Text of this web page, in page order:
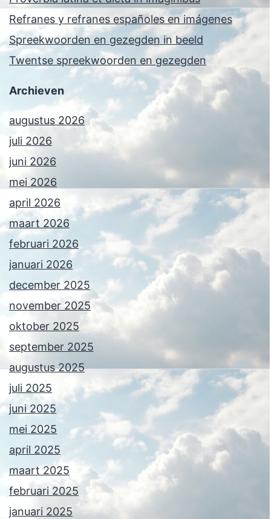
Refranes y refranes españoles en imágenes
Spreekwoorden en gezegden in beeld
Twentse spreekwoorden en gezegden
Archieven
augustus 2026
juli 2026
juni 2026
mei 2026
april 2026
maart 2026
februari 2026
januari 2026
december 2025
november 2025
oktober 2025
september 2025
augustus 2025
juli 2025
juni 2025
mei 2025
april 2025
maart 2025
februari 2025
januari 2025